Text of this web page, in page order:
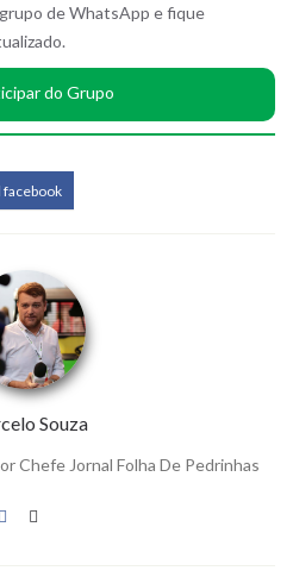
de WhatsApp e fique
do Grupo
facebook
Souza
Chefe Jornal Folha De Pedrinhas